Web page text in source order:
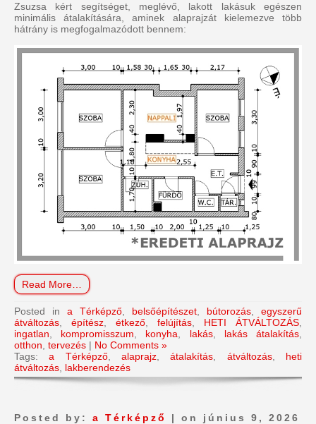
Zsuzsa kért segítséget, meglévő, lakott lakásuk egészen
minimális átalakítására, aminek alaprajzát kielemezve több
hátrány is megfogalmazódott bennem:
Read More…
Posted in a Térképző belsőépítészet bútorozás
egyszerű
átváltozás
építész étkező felújítás HETI ÁTVÁLTOZÁS
ingatlan
kompromisszum konyha lakás, lakás átalakítás
otthon tervezés | No Comments »
Tags:a Térképző,alaprajz ,átalakítás átváltozás, heti
átváltozás lakberendezés
Posted by: a Térképző | on június 9, 2026